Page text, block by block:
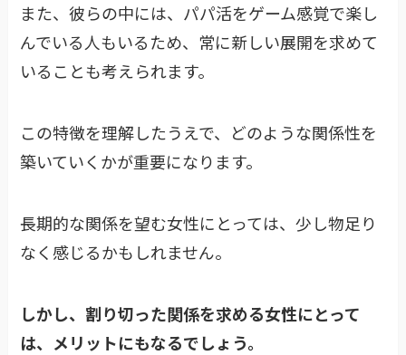
また、彼らの中には、パパ活をゲーム感覚で楽し
んでいる人もいるため、常に新しい展開を求めて
いることも考えられます。
この特徴を理解したうえで、どのような関係性を
築いていくかが重要になります。
長期的な関係を望む女性にとっては、少し物足り
なく感じるかもしれません。
しかし、割り切った関係を求める女性にとって
は、メリットにもなるでしょう。